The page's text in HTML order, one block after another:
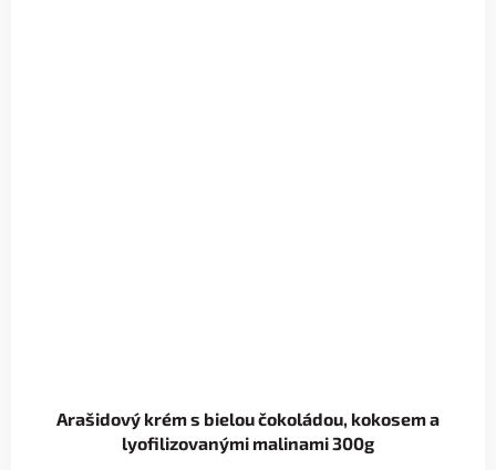
Arašidový krém s bielou čokoládou, kokosem a
lyofilizovanými malinami 300g